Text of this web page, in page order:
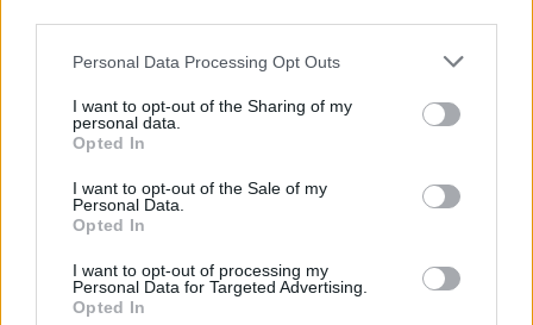
Personal Data Processing Opt Outs
I want to opt-out of the Sharing of my
personal data.
Opted In
I want to opt-out of the Sale of my
Personal Data.
Opted In
I want to opt-out of processing my
Personal Data for Targeted Advertising.
Opted In